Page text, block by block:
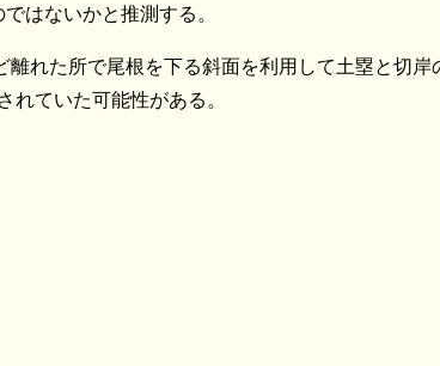
はないかと推測する。
れた所で尾根を下る斜面を利用して土塁と切岸
れていた可能性がある。